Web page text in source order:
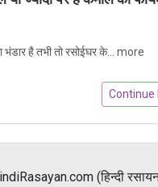
है तभी तो रसोईघर के... more
Continue
(हिन्दी